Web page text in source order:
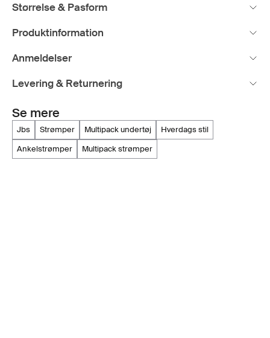
Størrelse & Pasform
Produktinformation
Anmeldelser
Levering & Returnering
Se mere
jbs strømper multipack undertøj
hverdags stil
ankelstrømper
multipack strømper